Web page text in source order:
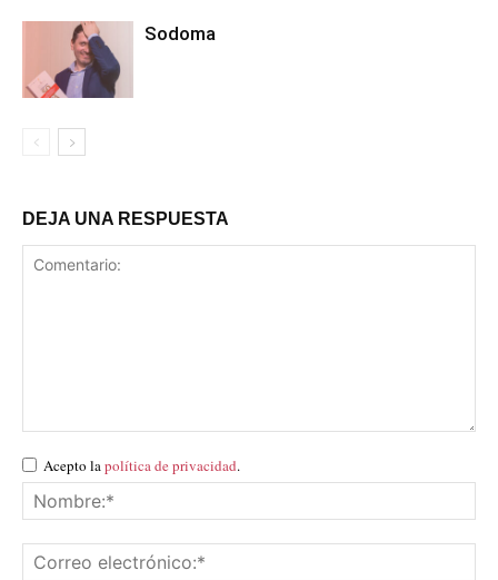
Sodoma
DEJA UNA RESPUESTA
Acepto lapolítica de privacidad.